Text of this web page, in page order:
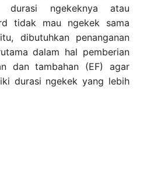
durasi ngekeknya atau
tidak mau ngekek sama
dibutuhkan penanganan
dalam hal pemberian
dan tambahan (EF) agar
durasi ngekek yang lebih